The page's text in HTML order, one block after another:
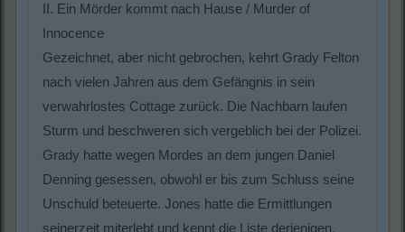
II. Ein Mörder kommt nach Hause / Murder of
Innocence
Gezeichnet, aber nicht gebrochen, kehrt Grady Felton
nach vielen Jahren aus dem Gefängnis in sein
verwahrlostes Cottage zurück. Die Nachbarn laufen
Sturm und beschweren sich vergeblich bei der Polizei.
Grady hatte wegen Mordes an dem jungen Daniel
Denning gesessen, obwohl er bis zum Schluss seine
Unschuld beteuerte. Jones hatte die Ermittlungen
seinerzeit miterlebt und kennt die Liste derjenigen,